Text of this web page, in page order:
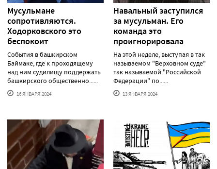
Мусульмане
сопротивляются.
Ходорковского это
беспокоит
События в башкирском
Баймаке, где к проходящему
над ним судилищу поддержать
башкирского общественно......
16 ЯНВАРЯ'2024
Навальный заступился
за мусульман. Его
команда это
проигнорировала
На этой неделе, выступая в так
называемом "Верховном суде"
так называемой "Российской
Федерации" по......
13 ЯНВАРЯ'2024